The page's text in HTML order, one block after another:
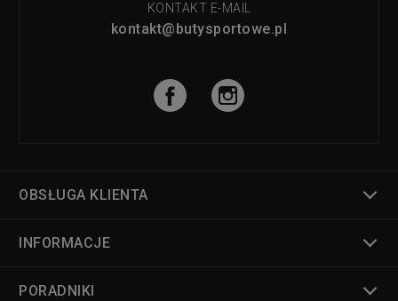
KONTAKT E-MAIL
kontakt@butysportowe.pl
OBSŁUGA KLIENTA
INFORMACJE
PORADNIKI